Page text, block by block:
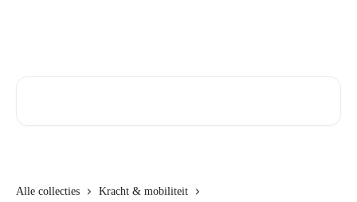
Alle collecties
Kracht & mobiliteit